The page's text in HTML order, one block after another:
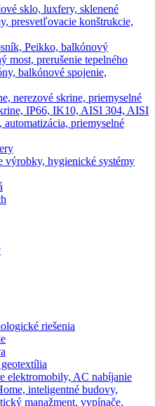
sklo, luxfery, sklenené
presvetľovacie konštrukcie,
Peikko, balkónový
most, prerušenie tepelného
balkónové spojenie,
nerezové skrine, priemyselné
IP66, IK10, AISI 304, AISI
priemyselné
výrobky, hygienické systémy
riešenia
elektromobily, AC nabíjanie
inteligentné budovy,
manažment, vypínače,